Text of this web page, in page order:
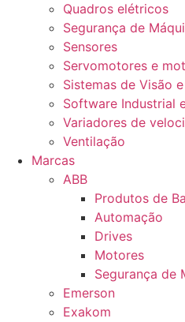
Quadros elétricos
Segurança de
Sensores
Servomotores e
Sistemas de Visão
Software Industrial
Variadores de
Ventilação
Marcas
ABB
Produtos de
Automação
Drives
Motores
Segurança de
Emerson
Exakom